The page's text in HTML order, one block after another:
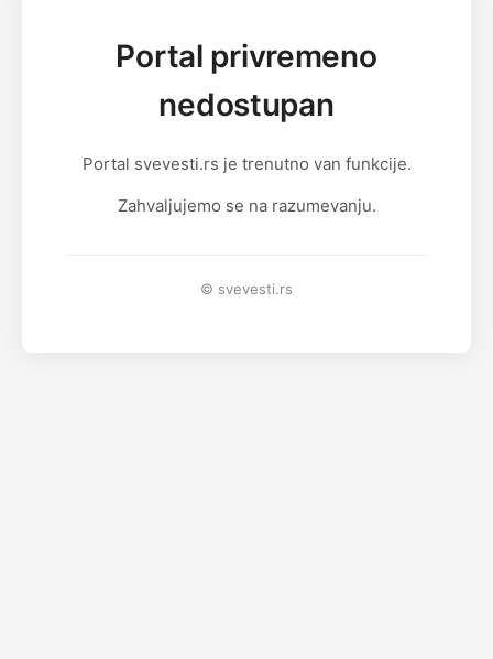
Portal privremeno
nedostupan
Portal svevesti.rs je trenutno van funkcije.
Zahvaljujemo se na razumevanju.
© svevesti.rs